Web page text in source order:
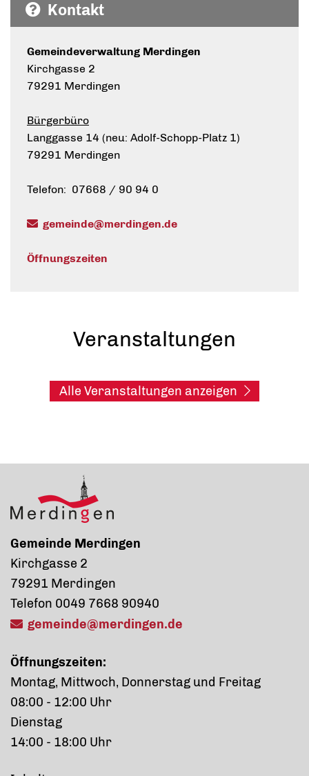
Kontakt
Gemeindeverwaltung Merdingen
Kirchgasse 2
79291 Merdingen
Bürgerbüro
Langgasse 14 (neu: Adolf-Schopp-Platz 1)
79291 Merdingen
Telefon: 07668 / 90 94 0
gemeinde@merdingen.de
Öffnungszeiten
Veranstaltungen
Alle Veranstaltungen anzeigen
Gemeinde Merdingen
Kirchgasse 2
79291 Merdingen
Telefon 0049 7668 90940
gemeinde@merdingen.de
Öffnungszeiten:
Montag, Mittwoch, Donnerstag und Freitag
08:00 - 12:00 Uhr
Dienstag
14:00 - 18:00 Uhr